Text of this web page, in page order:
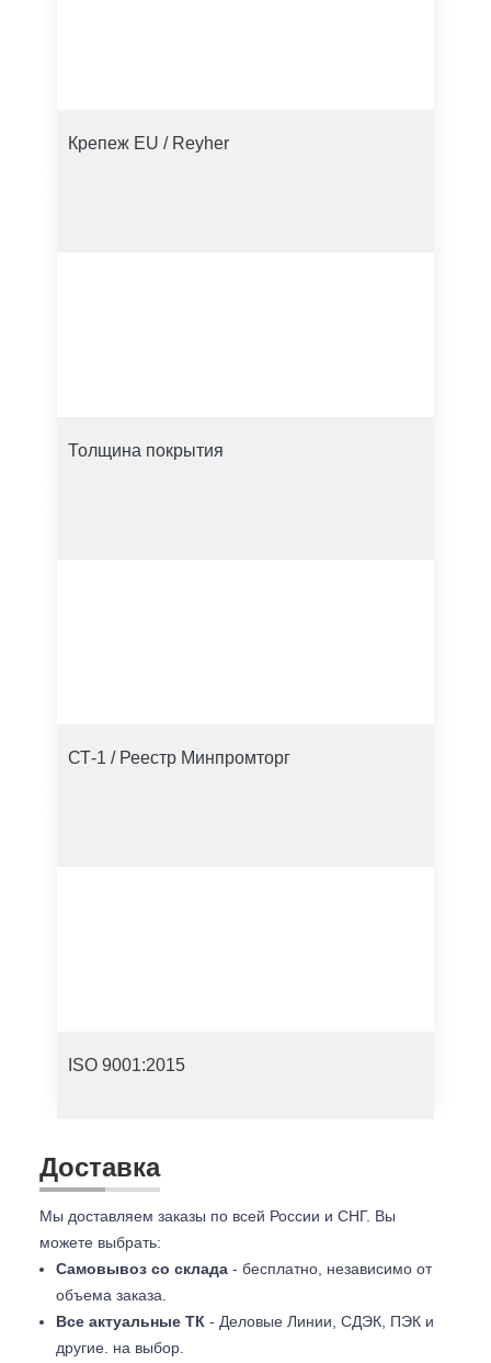
Крепеж EU / Reyher
Толщина покрытия
СТ-1 / Реестр Минпромторг
ISO 9001:2015
Доставка
Мы доставляем заказы по всей России и СНГ. Вы
можете выбрать:
Самовывоз со склада - бесплатно, независимо от
объема заказа.
Все актуальные ТК - Деловые Линии, СДЭК, ПЭК и
другие. на выбор.